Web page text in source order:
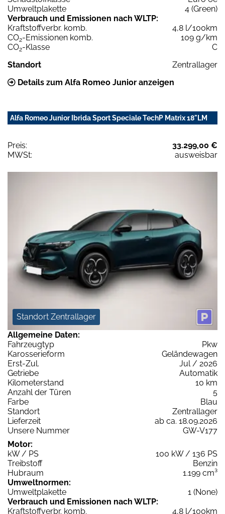
Umweltplakette
4 (Green)
Verbrauch und Emissionen nach WLTP:
Kraftstoffverbr. komb.
4,8 l/100km
CO2-Emissionen komb.
109 g/km
CO2-Klasse
C
Standort
Zentrallager
Details zum Alfa Romeo Junior anzeigen
Alfa Romeo Junior Ibrida Sport Speciale TechP Matrix 18"LM
Preis:
33.299,00 €
MWSt:
ausweisbar
Standort Zentrallager
Allgemeine Daten:
Fahrzeugtyp
Pkw
Karosserieform
Geländewagen
Erst-Zul.
Jul / 2026
Getriebe
Automatik
Kilometerstand
10 km
Anzahl der Türen
5
Farbe
Blau
Standort
Zentrallager
Lieferzeit
ab ca. 18.09.2026
Unsere Nummer
GW-V177
Motor:
kW / PS
100 kW / 136 PS
Treibstoff
Benzin
Hubraum
1.199 cm³
Umweltnormen:
Umweltplakette
1 (None)
Verbrauch und Emissionen nach WLTP:
Kraftstoffverbr. komb.
4,8 l/100km